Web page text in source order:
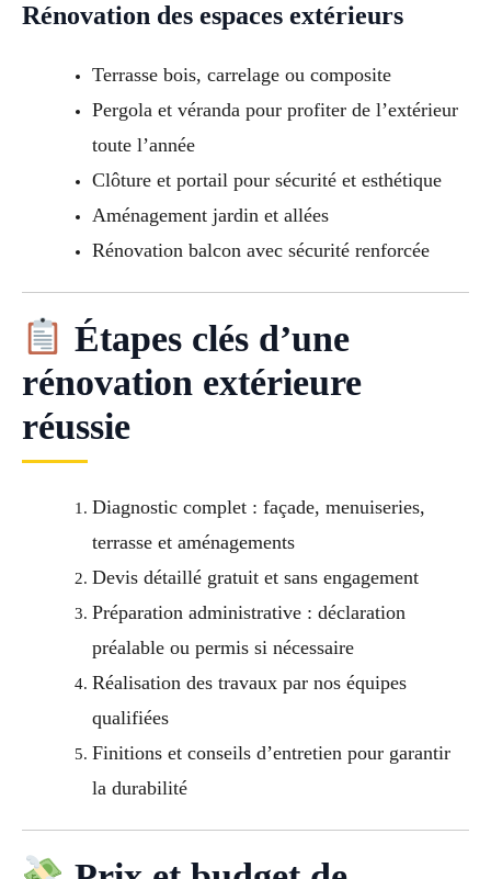
Rénovation des espaces extérieurs
Terrasse bois, carrelage ou composite
Pergola et véranda pour profiter de l’extérieur
toute l’année
Clôture et portail pour sécurité et esthétique
Aménagement jardin et allées
Rénovation balcon avec sécurité renforcée
Étapes clés d’une
rénovation extérieure
réussie
Diagnostic complet : façade, menuiseries,
terrasse et aménagements
Devis détaillé gratuit et sans engagement
Préparation administrative : déclaration
préalable ou permis si nécessaire
Réalisation des travaux par nos équipes
qualifiées
Finitions et conseils d’entretien pour garantir
la durabilité